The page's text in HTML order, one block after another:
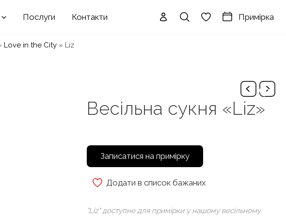
Послуги Контакти Примірка
Love in the City» Liz
Весільна сукня «Liz»
Записатися на примірку
Додати в список бажаних
"Liz" доступне для примірки у нашому весільному